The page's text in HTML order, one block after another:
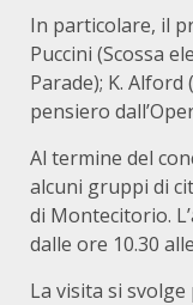
In particolare, il
Puccini (Scossa
Parade); K. Alford
pensiero
Al termine del
alcuni gruppi di
di Montecitorio.
dalle ore 10.30
La visita si